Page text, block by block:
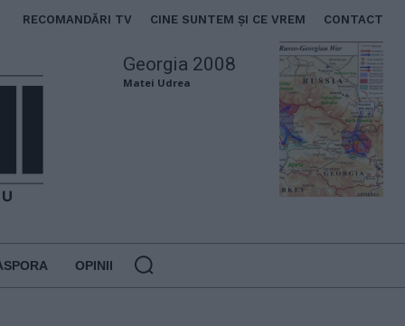
RECOMANDĂRI TV CINE SUNTEM ȘI CE VREM CONTACT
Georgia 2008
Matei Udrea
OPINII